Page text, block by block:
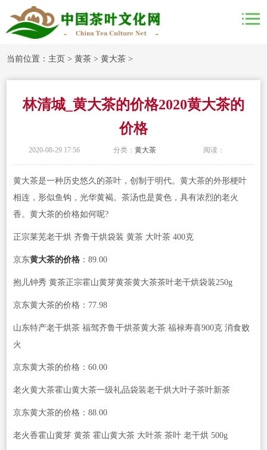
当前位置： 主页 >黄茶 >黄大茶 >
林清城_黄大茶的价格2020黄大茶的
价格
2020-08-29 17:56 分类： 黄大茶 阅读：
黄大茶是一种历史悠久的茶叶，创制于明代。黄大茶的外形梗叶
相连，形似鱼钩，光华黄褐。茶汤也是黄色，具有浓烈的老火
香。黄大茶的价格如何呢?
正宗莱芜老干烘 齐鲁干烘袋装 黄茶 大叶茶 400克
京东黄大茶的价格：89.00
抱儿钟秀 黄茶正宗霍山黄芽黄茶黄大茶茶叶老干烘袋装250g
京东黄大茶的价格：77.98
山东特产老干烘茶 福驾齐鲁干烘茶黄大茶 福禄寿喜900克 消食败
火
京东黄大茶的价格：60.00
老火黄大茶霍山黄大茶一级礼品袋装老干烘大叶子茶叶新茶
京东黄大茶的价格：88.00
老火香霍山黄芽 黄茶 霍山黄大茶 大叶茶 茶叶 老干烘 500g